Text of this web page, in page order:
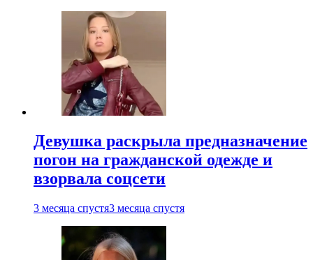
Девушка раскрыла предназначение
погон на гражданской одежде и
взорвала соцсети
3 месяца спустя3 месяца спустя